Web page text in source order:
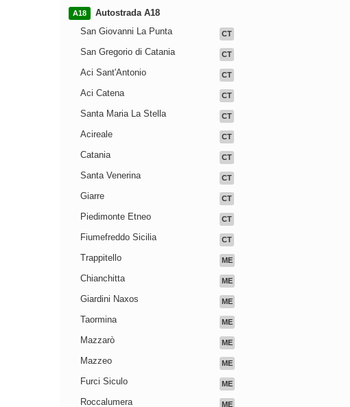
A18
Autostrada A18
San Giovanni La Punta
CT
San Gregorio di Catania CT
Aci Sant'Antonio CT
Aci Catena CT
Santa Maria La Stella CT
Acireale CT
Catania CT
Santa Venerina CT
Giarre CT
Piedimonte Etneo CT
Fiumefreddo Sicilia CT
Trappitello ME
Chianchitta ME
Giardini Naxos ME
Taormina ME
Mazzarò ME
Mazzeo ME
Furci Siculo ME
Roccalumera ME